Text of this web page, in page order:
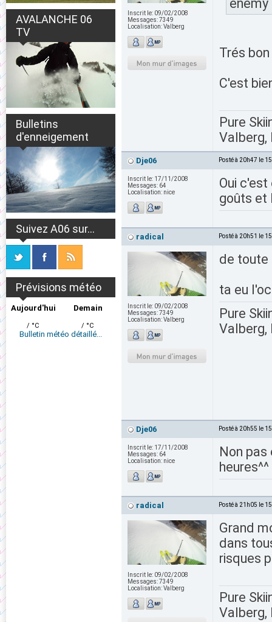
AVALANCHE 06
TV
Bulletins
d'enneigement
Suivez A06 sur...
Prévisions météo
Aujourd'hui
/ °C
Demain
/ °C
Bulletin météo détaillé...
Inscrit le: 09/02/2008
Messages:7349
Localisation:Valberg
enemy
Trés
C'est
Pure
Valberg,
Dje06 Posté à 20h47 le
Inscrit le: 17/11/2008
Messages: 64
Localisation: nice
Oui
goûts et
radical Posté à 20h51 le
Inscrit le: 09/02/2008
Messages:7349
Localisation:Valberg
de toute
ta eu
Pure
Valberg,
Dje06 Posté à 20h55 le
Inscrit le: 17/11/2008
Messages: 64
Localisation: nice
Non
heures^^
radical Posté à 21h05 le
Inscrit le: 09/02/2008
Messages:7349
Localisation:Valberg
Grand
dans
risques
Pure
Valberg,